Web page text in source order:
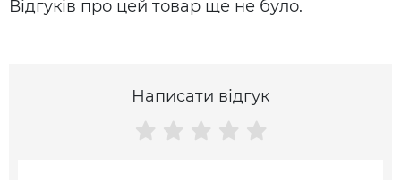
Відгуків про цей товар ще не було.
Написати відгук